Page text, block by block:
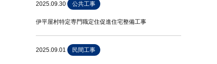
2025.09.30 公共工事
伊平屋村特定専門職定住促進住宅整備工事
2025.09.01 民間工事